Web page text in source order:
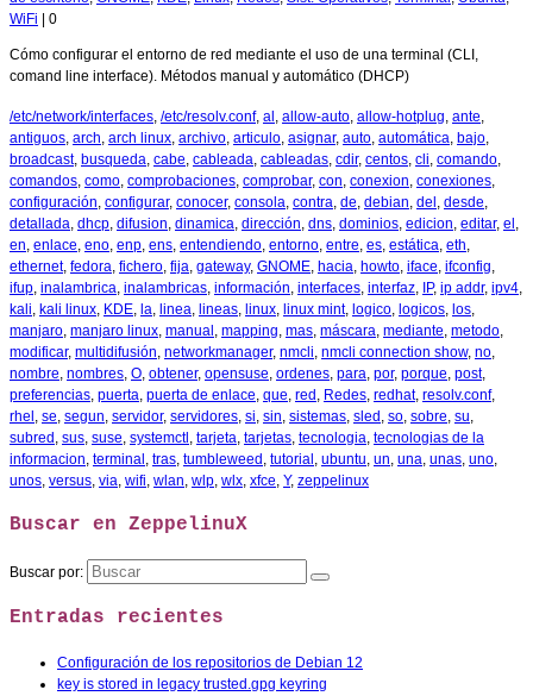
WiFi
0
Cómo configurar el entorno de red mediante el uso de una terminal (CLI,
comand line interface). Métodos manual y automático (DHCP)
/etc/network/interfaces, /etc/resolv.conf, al , allow-auto, allow-hotplug, ante,
antiguos, arch, arch linux, archivo, articulo, asignar, auto, automática, bajo,
broadcast, busqueda, cabe, cableada, cableadas, cdir, centos, cli, comando,
comandos, como, comprobaciones, comprobar, con, conexion, conexiones,
configuración, configurar, conocer, consola, contra, de, debian, del , desde,
detallada, dhcp, difusion, dinamica, dirección, dns, dominios, edicion, editar, el ,
en, enlace, eno, enp, ens, entendiendo, entorno, entre, es, estática, eth,
ethernet, fedora, fichero, fija, gateway, GNOME, hacia, howto, iface, ifconfig,
ifup, inalambrica, inalambricas, información, interfaces, interfaz, IP, ip addr, ipv4,
kali, kali linux, KDE, la, linea, lineas, linux, linux mint, logico, logicos, los,
manjaro, manjaro linux, manual , mapping, mas, máscara, mediante, metodo,
modificar, multidifusión, networkmanager, nmcli, nmcli connection show, no,
nombre, nombres, O, obtener, opensuse, ordenes, para, por, porque, post,
preferencias, puerta, puerta de enlace, que, red , Redes, redhat, resolv.conf,
rhel , se, segun, servidor, servidores, si, sin, sistemas, sled , so, sobre, su,
subred , sus, suse, systemctl , tarjeta, tarjetas, tecnologia, tecnologias de la
informacion, terminal , tras, tumbleweed , tutorial , ubuntu, un, una, unas, uno,
unos, versus, via, wifi, wlan, wlp, wlx, xfce, Y, zeppelinux
Buscar en ZeppelinuX
Buscar por:
Entradas recientes
Configuración de los repositorios de Debian 12
key is stored in legacy trusted.gpg keyring